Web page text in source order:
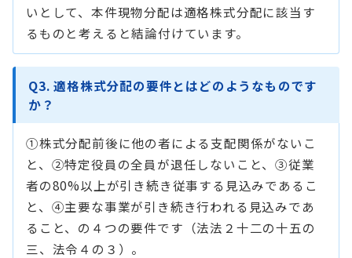
いとして、本件現物分配は適格株式分配に該当す
るものと考えると結論付けています。
Q3. 適格株式分配の要件とはどのようなものです
か？
①株式分配前後に他の者による支配関係がないこ
と、②特定役員の全員が退任しないこと、③従業
者の80%以上が引き続き従事する見込みであるこ
と、④主要な事業が引き続き行われる見込みであ
ること、の４つの要件です（法法２十二の十五の
三、法令４の３）。